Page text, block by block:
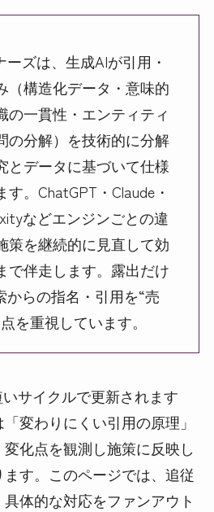
ズは、生成AIが引用・
（構造化データ・意味的
の一貫性・エンティティ
の分解）を技術的に分解
とデータに基づいて仕様
。ChatGPT・Claude・
などエンジンごとの違
策を継続的に見直して効
で伴走します。露出だけ
からの指名・引用を“売
を重視しています。
サイクルで更新されます
変わりにくい引用の原理」
化点を観測し施策に反映し
す。このページでは、追従
体的な対応をファンアウト